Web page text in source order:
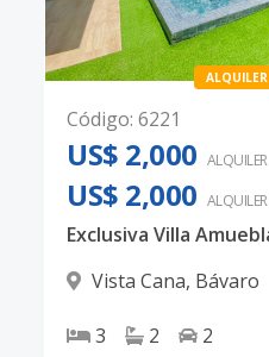
ALQUILER
Código: 6221
US$ 2,000 ALQUILER
US$ 2,000 ALQUILER
Vista Cana, Bávaro
3 2 2